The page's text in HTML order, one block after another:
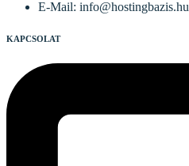
E-Mail: info@hostingbazis.hu
KAPCSOLAT